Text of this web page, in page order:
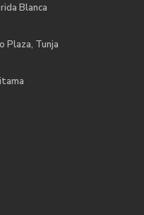
Blanca
Plaza, Tunja